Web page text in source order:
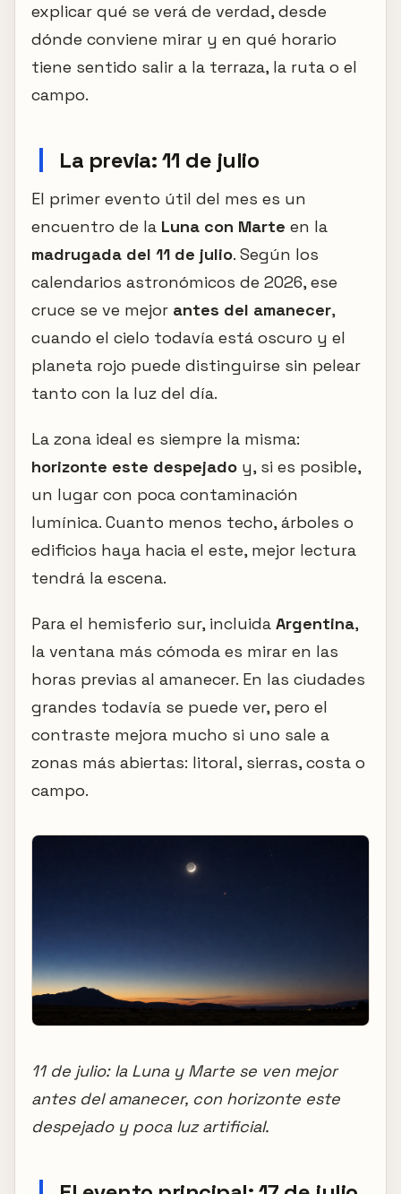
explicar qué se verá de verdad, desde
dónde conviene mirar y en qué horario
tiene sentido salir a la terraza, la ruta o el
campo.
La previa: 11 de julio
El primer evento útil del mes es un
encuentro de la Luna con Marte en la
madrugada del 11 de julio. Según los
calendarios astronómicos de 2026, ese
cruce se ve mejor antes del amanecer,
cuando el cielo todavía está oscuro y el
planeta rojo puede distinguirse sin pelear
tanto con la luz del día.
La zona ideal es siempre la misma:
horizonte este despejado y, si es posible,
un lugar con poca contaminación
lumínica. Cuanto menos techo, árboles o
edificios haya hacia el este, mejor lectura
tendrá la escena.
Para el hemisferio sur, incluida Argentina,
la ventana más cómoda es mirar en las
horas previas al amanecer. En las ciudades
grandes todavía se puede ver, pero el
contraste mejora mucho si uno sale a
zonas más abiertas: litoral, sierras, costa o
campo.
11 de julio: la Luna y Marte se ven mejor
antes del amanecer, con horizonte este
despejado y poca luz artificial.